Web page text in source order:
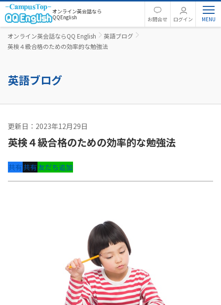
オンライン英会話なら
QQEnglish
お問合せ ログイン
オンライン英会話ならQQ English
英語ブログ
英検４級合格のための効率的な勉強法
英語ブログ
更新日：2023年12月29日
英検４級合格のための効率的な勉強法
共有共有友だち追加